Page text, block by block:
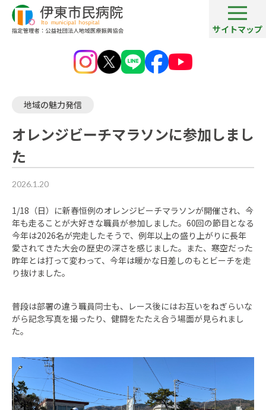
サイトマップ
オレンジビーチマラソンに参加しました
地域の魅力発信
オレンジビーチマラソンに参加しまし
た
2026.1.20
1/18（日）に新春恒例のオレンジビーチマラソンが開催され、今
年も走ることが大好きな職員が参加しました。60回の節目となる
今年は2026名が完走したそうで、例年以上の盛り上がりに長年
愛されてきた大会の歴史の深さを感じました。また、寒空だった
昨年とは打って変わって、今年は暖かな日差しのもとビーチを走
り抜けました。
普段は部署の違う職員同士も、レース後にはお互いをねぎらいな
がら記念写真を撮ったり、健闘をたたえ合う場面が見られまし
た。